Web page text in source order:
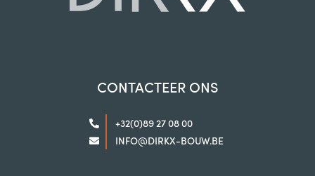
CONTACTEER ONS
+32(0)89 27 08 00
INFO@DIRKX-BOUW.BE